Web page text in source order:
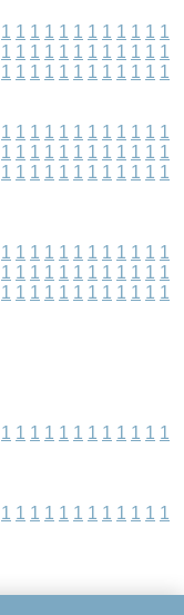
1 1 1 1 1 1 1 1 1 1 1 1
1 1 1 1 1 1 1 1 1 1 1 1
1 1 1 1 1 1 1 1 1 1 1 1
1 1 1 1 1 1 1 1 1 1 1 1
1 1 1 1 1 1 1 1 1 1 1 1
1 1 1 1 1 1 1 1 1 1 1 1
1 1 1 1 1 1 1 1 1 1 1 1
1 1 1 1 1 1 1 1 1 1 1 1
1 1 1 1 1 1 1 1 1 1 1 1
1 1 1 1 1 1 1 1 1 1 1 1
1 1 1 1 1 1 1 1 1 1 1 1